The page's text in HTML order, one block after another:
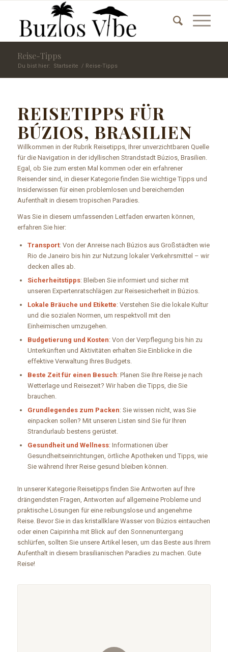
Reise-Tipps
Du bist hier: Startseite / Reise-Tipps
REISETIPPS FÜR
BÚZIOS, BRASILIEN
Willkommen in der Rubrik Reisetipps, Ihrer unverzichtbaren Quelle
für die Navigation in der idyllischen Strandstadt Búzios, Brasilien.
Egal, ob Sie zum ersten Mal kommen oder ein erfahrener
Reisender sind, in dieser Kategorie finden Sie wichtige Tipps und
Insiderwissen für einen problemlosen und bereichernden
Aufenthalt in diesem tropischen Paradies.
Was Sie in diesem umfassenden Leitfaden erwarten können,
erfahren Sie hier:
Transport: Von der Anreise nach Búzios aus Großstädten wie
Rio de Janeiro bis hin zur Nutzung lokaler Verkehrsmittel – wir
decken alles ab.
Sicherheitstipps: Bleiben Sie informiert und sicher mit
unseren Expertenratschlägen zur Reisesicherheit in Búzios.
Lokale Bräuche und Etikette: Verstehen Sie die lokale Kultur
und die sozialen Normen, um respektvoll mit den
Einheimischen umzugehen.
Budgetierung und Kosten: Von der Verpflegung bis hin zu
Unterkünften und Aktivitäten erhalten Sie Einblicke in die
effektive Verwaltung Ihres Budgets.
Beste Zeit für einen Besuch: Planen Sie Ihre Reise je nach
Wetterlage und Reisezeit? Wir haben die Tipps, die Sie
brauchen.
Grundlegendes zum Packen: Sie wissen nicht, was Sie
einpacken sollen? Mit unseren Listen sind Sie für Ihren
Strandurlaub bestens gerüstet.
Gesundheit und Wellness: Informationen über
Gesundheitseinrichtungen, örtliche Apotheken und Tipps, wie
Sie während Ihrer Reise gesund bleiben können.
In unserer Kategorie Reisetipps finden Sie Antworten auf Ihre
drängendsten Fragen, Antworten auf allgemeine Probleme und
praktische Lösungen für eine reibungslose und angenehme
Reise. Bevor Sie in das kristallklare Wasser von Búzios eintauchen
oder einen Caipirinha mit Blick auf den Sonnenuntergang
schlürfen, sollten Sie unsere Artikel lesen, um das Beste aus Ihrem
Aufenthalt in diesem brasilianischen Paradies zu machen. Gute
Reise!